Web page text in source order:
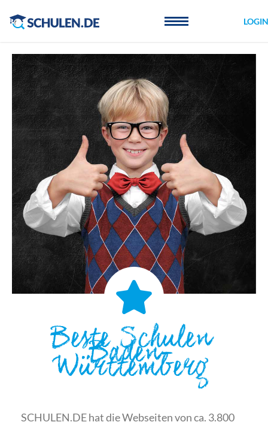
LOGIN
Beste Schulen
Baden-
Württemberg
SCHULEN.DE hat die Webseiten von ca. 3.800